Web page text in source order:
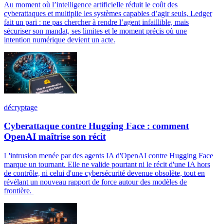
Au moment où l’intelligence artificielle réduit le coût des
cyberattaques et multiplie les systèmes capables d’agir seuls, Ledger
fait un pari : ne pas chercher à rendre l’agent infaillible, mais
sécuriser son mandat, ses limites et le moment précis où une
intention numérique devient un acte.
décryptage
Cyberattaque contre Hugging Face : comment
OpenAI maîtrise son récit
L'intrusion menée par des agents IA d'OpenAI contre Hugging Face
marque un tournant. Elle ne valide pourtant ni le récit d'une IA hors
de contrôle, ni celui d'une cybersécurité devenue obsolète, tout en
révélant un nouveau rapport de force autour des modèles de
frontière.